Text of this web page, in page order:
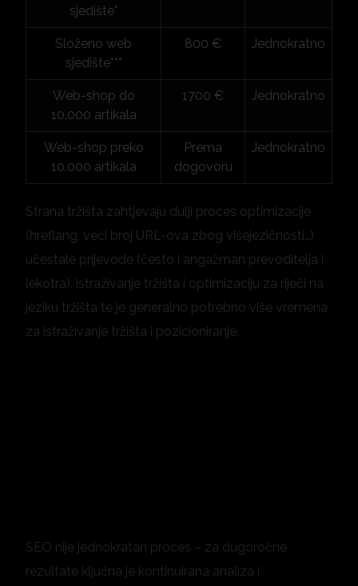
sjedište*
Složeno web
sjedište***
800 € Jednokratno
Web-shop do
10.000 artikala
1700 € Jednokratno
Web-shop preko
10.000 artikala
Prema
dogovoru
Jednokratno
Strana tržišta zahtjevaju dulji proces optimizacije
(hreflang, veći broj URL-ova zbog višejezičnosti…)
učestale prijevode (često i angažman prevoditelja i
lekotra), istraživanje tržišta i optimizaciju za riječi na
jeziku tržišta te je generalno potrebno više vremena
za istraživanje tržišta i pozicioniranje.
SEO nije jednokratan proces – za dugoročne
rezultate ključna je kontinuirana analiza i